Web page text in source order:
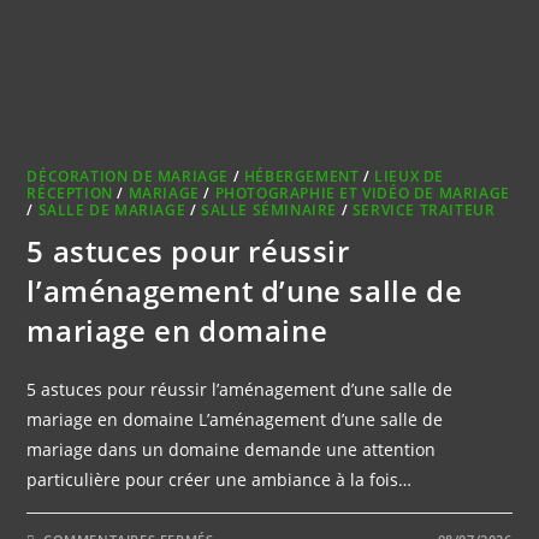
DÉCORATION DE MARIAGE / HÉBERGEMENT / LIEUX DE
RÉCEPTION / MARIAGE / PHOTOGRAPHIE ET VIDÉO DE MARIAGE
/ SALLE DE MARIAGE /SALLE SÉMINAIRE / SERVICE TRAITEUR
5 astuces pour réussir
l’aménagement d’une salle de
mariage en domaine
5 astuces pour réussir l’aménagement d’une salle de
mariage en domaine L’aménagement d’une salle de
mariage dans un domaine demande une attention
particulière pour créer une ambiance à la fois…